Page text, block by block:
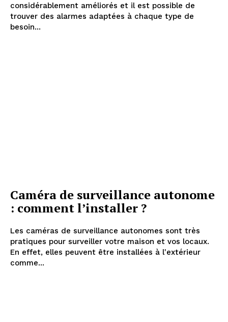
considérablement améliorés et il est possible de
trouver des alarmes adaptées à chaque type de
besoin...
Caméra de surveillance autonome
: comment l’installer ?
Les caméras de surveillance autonomes sont très
pratiques pour surveiller votre maison et vos locaux.
En effet, elles peuvent être installées à l'extérieur
comme...